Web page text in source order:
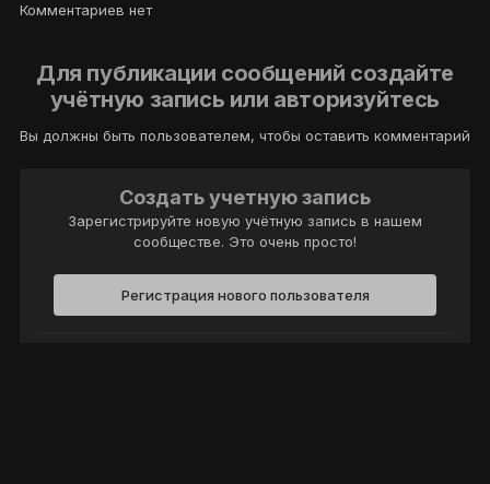
Комментариев нет
Для публикации сообщений создайте
учётную запись или авторизуйтесь
Вы должны быть пользователем, чтобы оставить комментарий
Создать учетную запись
Зарегистрируйте новую учётную запись в нашем
сообществе. Это очень просто!
Регистрация нового пользователя